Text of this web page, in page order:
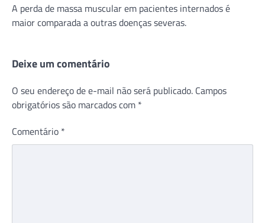
A perda de massa muscular em pacientes internados é
maior comparada a outras doenças severas.
Deixe um comentário
O seu endereço de e-mail não será publicado. Campos
obrigatórios são marcados com *
Comentário *